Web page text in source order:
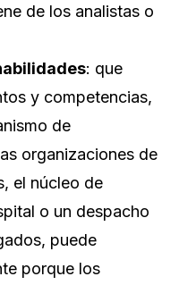
de los analistas o
: que
y competencias,
de
organizaciones de
el núcleo de
o un despacho
puede
porque los